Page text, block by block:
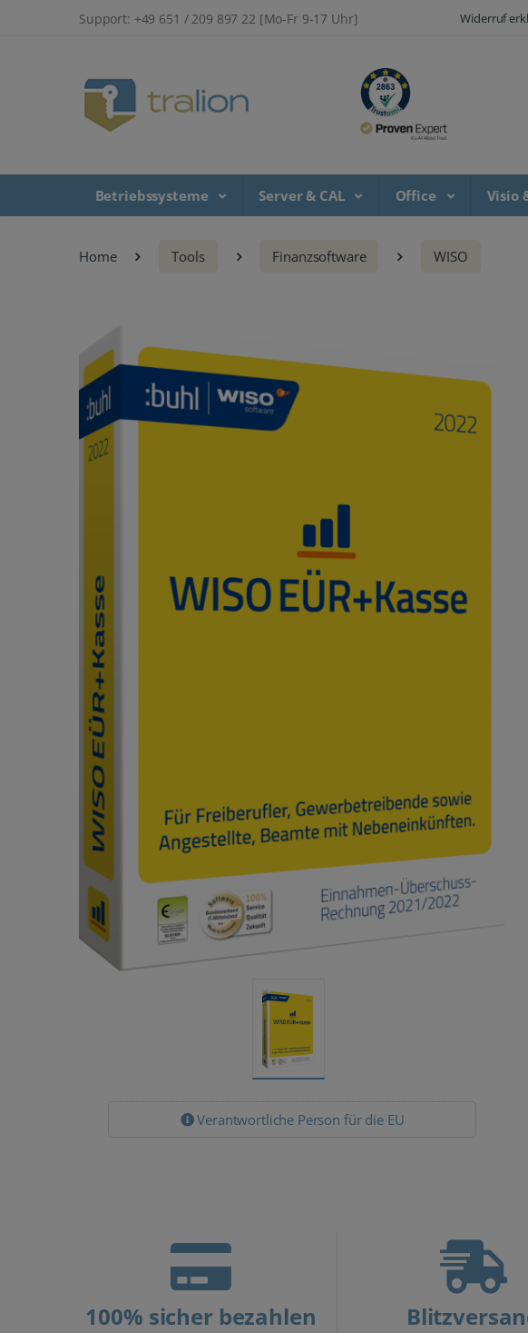
Support: +49 651 / 209 897 22 [Mo-Fr 9-17 Uhr] Widerruf
Betriebssysteme Server & CAL Office Visio
Home Tools Finanzsoftware WISO
Verantwortliche Person für die EU
100% sicher bezahlen